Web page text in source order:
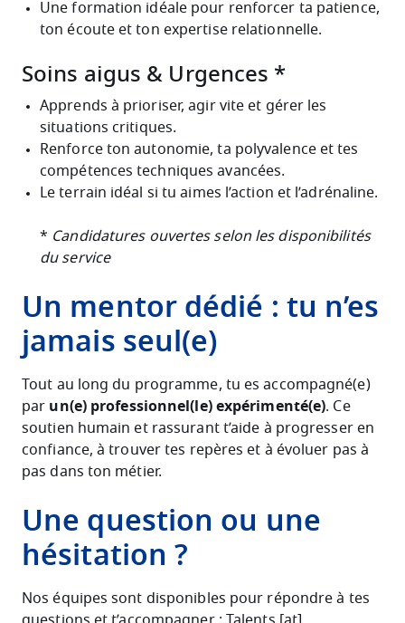
Une formation idéale pour renforcer ta patience,
ton écoute et ton expertise relationnelle.
Soins aigus & Urgences *
Apprends à prioriser, agir vite et gérer les
situations critiques.
Renforce ton autonomie, ta polyvalence et tes
compétences techniques avancées.
Le terrain idéal si tu aimes l’action et l’adrénaline.
* Candidatures ouvertes selon les disponibilités
du service
Un mentor dédié : tu n’es
jamais seul(e)
Tout au long du programme, tu es accompagné(e)
par un(e) professionnel(le) expérimenté(e). Ce
soutien humain et rassurant t’aide à progresser en
confiance, à trouver tes repères et à évoluer pas à
pas dans ton métier.
Une question ou une
hésitation ?
Nos équipes sont disponibles pour répondre à tes